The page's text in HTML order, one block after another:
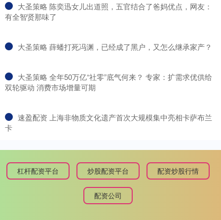
​大圣策略 陈奕迅女儿出道照，五官结合了爸妈优点，网友：
有全智贤那味了
​大圣策略 薛蟠打死冯渊，已经成了黑户，又怎么继承家产？
​大圣策略 全年50万亿“社零”底气何来？ 专家：扩需求优供给
双轮驱动 消费市场增量可期
​速盈配资 上海非物质文化遗产首次大规模集中亮相卡萨布兰
卡
杠杆配资平台 炒股配资平台 配资炒股行情
配资公司